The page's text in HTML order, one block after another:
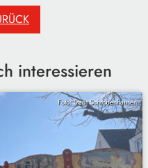
interessieren
Foto: Stadt Schrobenhausen